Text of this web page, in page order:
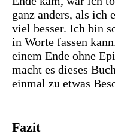
ganz anders, als ich
viel besser. Ich bin
in Worte fassen
einem Ende ohne
macht es dieses
einmal zu etwas
Fazit